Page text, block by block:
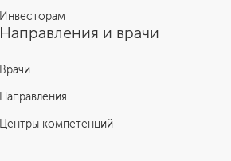
Инвесторам
Направления и врачи
Врачи
Направления
Центры компетенций